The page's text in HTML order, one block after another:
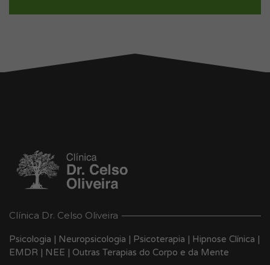
Clínica Dr. Celso Oliveira
Psicologia | Neuropsicologia | Psicoterapia | Hipnose Clínica |
EMDR | NEE | Outras Terapias do Corpo e da Mente